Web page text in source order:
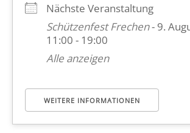
Nächste Veranstaltung
Schützenfest Frechen- 9.
11:00 - 19:00
Alle anzeigen
WEITERE INFORMATIONEN